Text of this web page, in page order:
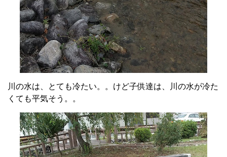
川の水は、とても冷たい。。けど子供達は、川の水が冷た
くても平気そう。。